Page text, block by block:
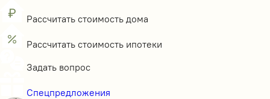
Рассчитать стоимость дома
Рассчитать стоимость ипотеки
Задать вопрос
Спецпредложения